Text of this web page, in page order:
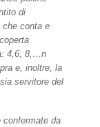
di
che conta e
4,6, 8,…n
e, inoltre, la
servitore del
confermate da